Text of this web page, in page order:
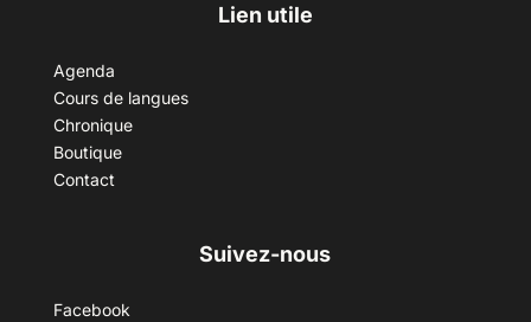
Lien utile
Agenda
Cours de langues
Chronique
Boutique
Contact
Suivez-nous
Facebook